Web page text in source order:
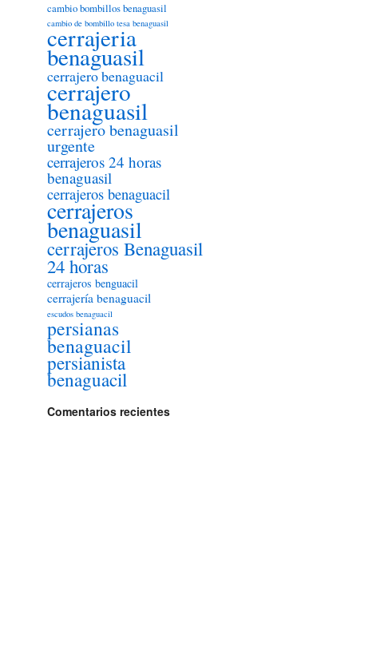
cambio bombillos benaguasil
cambio de bombillo tesa benaguasil
cerrajeria
benaguasil
cerrajero benaguacil
cerrajero
benaguasil
cerrajero benaguasil
urgente
cerrajeros 24 horas
benaguasil
cerrajeros benaguacil
cerrajeros
benaguasil
cerrajeros Benaguasil
24 horas
cerrajeros benguacil
cerrajería benaguacil
escudos benaguacil
persianas
benaguacil
persianista
benaguacil
Comentarios recientes